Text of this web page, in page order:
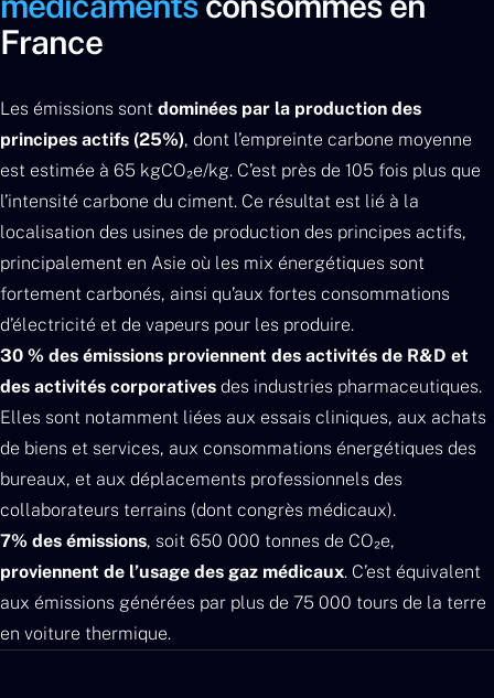
France
Les émissions sont dominées par la production des
principes actifs (25%), dont l’empreinte carbone moyenne
est estimée à 65 kgCO₂e/kg. C’est près de 105 fois plus que
l’intensité carbone du ciment. Ce résultat est lié à la
localisation des usines de production des principes actifs,
principalement en Asie où les mix énergétiques sont
fortement carbonés, ainsi qu’aux fortes consommations
d’électricité et de vapeurs pour les produire.
30 % des émissions proviennent des activités de R&D et
des activités corporatives des industries pharmaceutiques.
Elles sont notamment liées aux essais cliniques, aux achats
de biens et services, aux consommations énergétiques des
bureaux, et aux déplacements professionnels des
collaborateurs terrains (dont congrès médicaux).
7% des émissions, soit 650 000 tonnes de CO₂e,
proviennent de l’usage des gaz médicaux. C’est équivalent
aux émissions générées par plus de 75 000 tours de la terre
en voiture thermique.